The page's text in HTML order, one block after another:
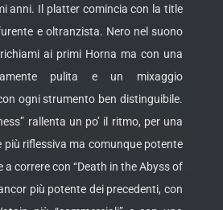
anni. Il platter comincia con la title
e oltranzista. Nero nel suono
ai primi Horna ma con una
pulita e un mixaggio
ogni strumento ben distinguibile.
rallenta un po’ il ritmo, per una
più riflessiva ma comunque potente
a correre con “Death in the Abyss of
più potente dei precedenti, con